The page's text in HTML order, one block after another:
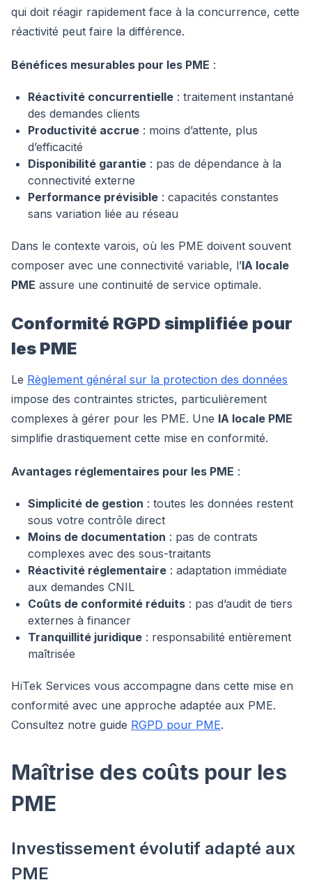
qui doit réagir rapidement face à la concurrence, cette
réactivité peut faire la différence.
Bénéfices mesurables pour les PME :
Réactivité concurrentielle : traitement instantané
des demandes clients
Productivité accrue : moins d’attente, plus
d’efficacité
Disponibilité garantie : pas de dépendance à la
connectivité externe
Performance prévisible : capacités constantes
sans variation liée au réseau
Dans le contexte varois, où les PME doivent souvent
composer avec une connectivité variable, l’IA locale
PME assure une continuité de service optimale.
Conformité RGPD simplifiée pour
les PME
Le Règlement général sur la protection des données
impose des contraintes strictes, particulièrement
complexes à gérer pour les PME. Une IA locale PME
simplifie drastiquement cette mise en conformité.
Avantages réglementaires pour les PME :
Simplicité de gestion : toutes les données restent
sous votre contrôle direct
Moins de documentation : pas de contrats
complexes avec des sous-traitants
Réactivité réglementaire : adaptation immédiate
aux demandes CNIL
Coûts de conformité réduits : pas d’audit de tiers
externes à financer
Tranquillité juridique : responsabilité entièrement
maîtrisée
HiTek Services vous accompagne dans cette mise en
conformité avec une approche adaptée aux PME.
Consultez notre guide RGPD pour PME.
Maîtrise des coûts pour les
PME
Investissement évolutif adapté aux
PME